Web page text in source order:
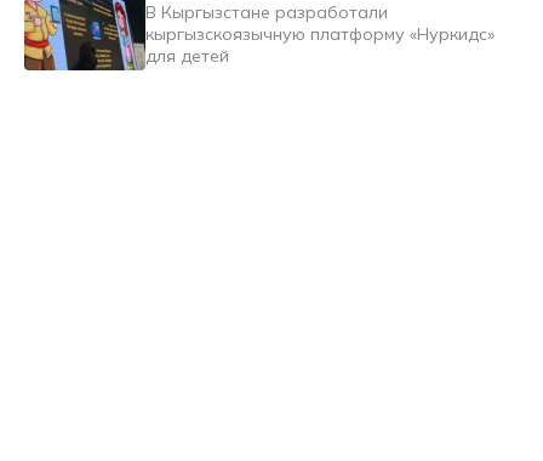
В Кыргызстане разработали
кыргызскоязычную платформу «Нуркидс»
для детей